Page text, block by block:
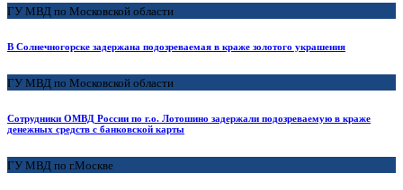
ГУ МВД по Московской области
В Солнечногорске задержана подозреваемая в краже золотого украшения
ГУ МВД по Московской области
Сотрудники ОМВД России по г.о. Лотошино задержали подозреваемую в краже
денежных средств с банковской карты
ГУ МВД по г.Москве